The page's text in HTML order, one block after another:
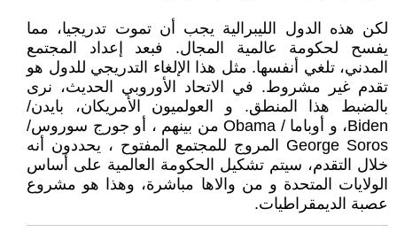
لكن هذه الدول الليبرالية يجب أن تموت تدريجيا، مما
يفسح لحكومة عالمية المجال. فبعد إعداد المجتمع
المدني، تلغي أنفسها. مثل هذا الإلغاء التدريجي للدول هو
تقدم غير مشروط. في الاتحاد الأوروبي الحديث، نرى
بالضبط هذا المنطق. و العولميون الأمريكان، بايدن/
Biden، و أوباما / Obama من بينهم ، أو جورج سوروس/
George Soros المروج للمجتمع المفتوح ، يحددون أنه
خلال التقدم، سيتم تشكيل الحكومة العالمية على أساس
الولايات المتحدة و من والاها مباشرة، وهذا هو مشروع
عصبة الديمقراطيات.